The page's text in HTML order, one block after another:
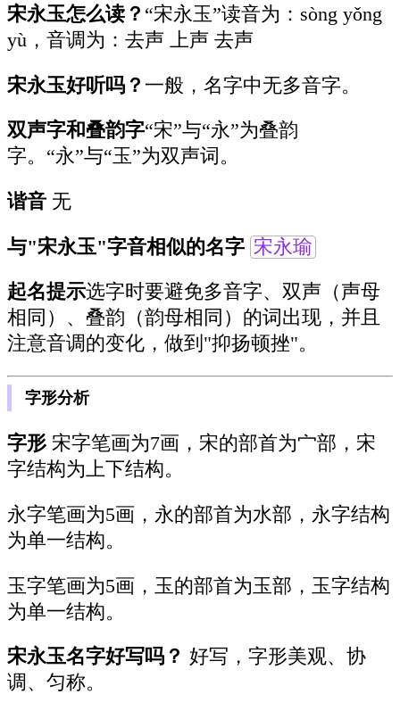
宋永玉怎么读？ “宋永玉”读音为：sòng yǒng
yù，音调为：去声 上声 去声
宋永玉好听吗？ 一般，名字中无多音字。
双声字和叠韵字“宋”与“永”为叠韵
字。“永”与“玉”为双声词。
谐音 无
与"宋永玉"字音相似的名字 宋永瑜
起名提示选字时要避免多音字、双声（声母
相同）、叠韵（韵母相同）的词出现，并且
注意音调的变化，做到"抑扬顿挫"。
字形分析
字形 宋字笔画为7画，宋的部首为宀部，宋
字结构为上下结构。
永字笔画为5画，永的部首为水部，永字结构
为单一结构。
玉字笔画为5画，玉的部首为玉部，玉字结构
为单一结构。
宋永玉名字好写吗？ 好写，字形美观、协
调、匀称。